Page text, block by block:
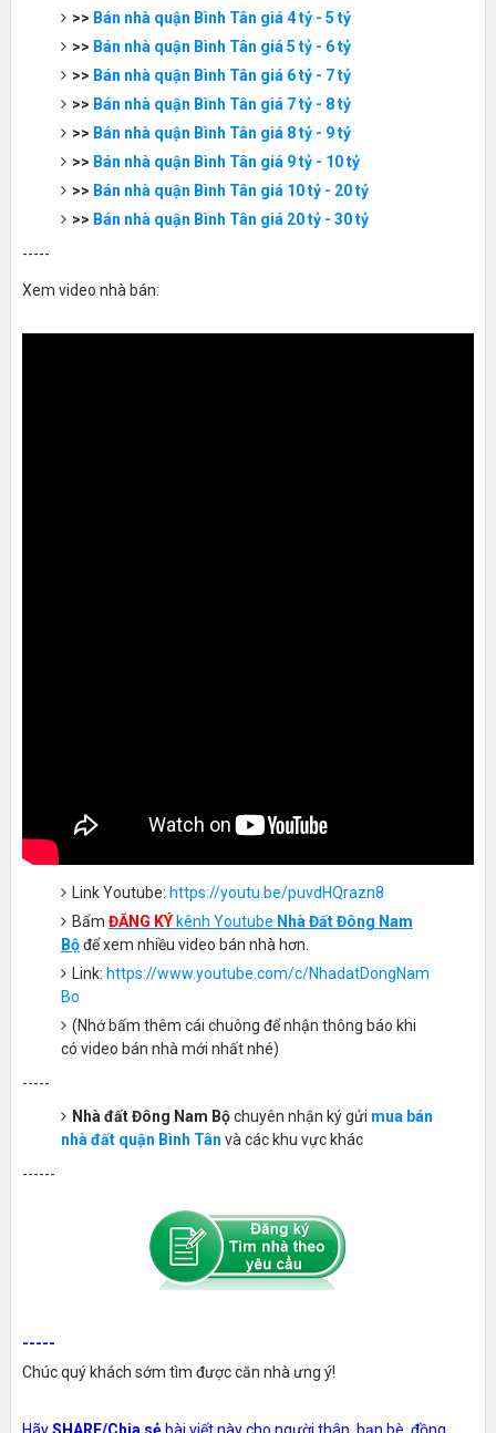
>> Bán nhà quận Bình Tân giá 4 tỷ - 5 tỷ
>> Bán nhà quận Bình Tân giá 5 tỷ - 6 tỷ
>> Bán nhà quận Bình Tân giá 6 tỷ - 7 tỷ
>> Bán nhà quận Bình Tân giá 7 tỷ - 8 tỷ
>> Bán nhà quận Bình Tân giá 8 tỷ - 9 tỷ
>> Bán nhà quận Bình Tân giá 9 tỷ - 10 tỷ
>> Bán nhà quận Bình Tân giá 10 tỷ - 20 tỷ
>> Bán nhà quận Bình Tân giá 20 tỷ - 30 tỷ
-----
Xem video nhà bán:
Link Youtube: https://youtu.be/puvdHQrazn8
Bấm ĐĂNG KÝ kênh Youtube Nhà Đất Đông Nam
Bộđể xem nhiều video bán nhà hơn.
Link: https://www.youtube.com/c/NhadatDongNam
Bo
(Nhớ bấm thêm cái chuông để nhận thông báo khi
có video bán nhà mới nhất nhé)
-----
Nhà đất Đông Nam Bộchuyên nhận ký gửi mua bán
nhà đất quận Bình Tân và các khu vực khác
------
-----
Chúc quý khách sớm tìm được căn nhà ưng ý!